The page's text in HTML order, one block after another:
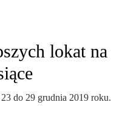
lokat na
do 29 grudnia 2019 roku.